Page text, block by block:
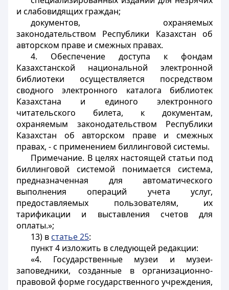
и слабовидящих граждан;
документов, охраняемых
законодательством Республики Казахстан об
авторском праве и смежных правах.
4. Обеспечение доступа к фондам
Казахстанской национальной электронной
библиотеки осуществляется посредством
сводного электронного каталога библиотек
Казахстана и единого электронного
читательского билета, к документам,
охраняемым законодательством Республики
Казахстан об авторском праве и смежных
правах, - с применением биллинговой системы.
Примечание. В целях настоящей статьи под
биллинговой системой понимается система,
предназначенная для автоматического
выполнения операций учета услуг,
предоставляемых пользователям, их
тарификации и выставления счетов для
оплаты.»;
13) в статье 25:
пункт 4 изложить в следующей редакции:
«4. Государственные музеи и музеи-
заповедники, созданные в организационно-
правовой форме государственного учреждения,